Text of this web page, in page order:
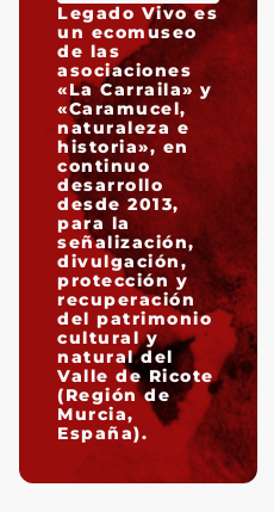
Legado Vivo es
un ecomuseo
de las
asociaciones
«La Carraila» y
«Caramucel,
naturaleza e
historia», en
continuo
desarrollo
desde 2013,
para la
señalización,
divulgación,
protección y
recuperación
del patrimonio
cultural y
natural del
Valle de Ricote
(Región de
Murcia,
España).